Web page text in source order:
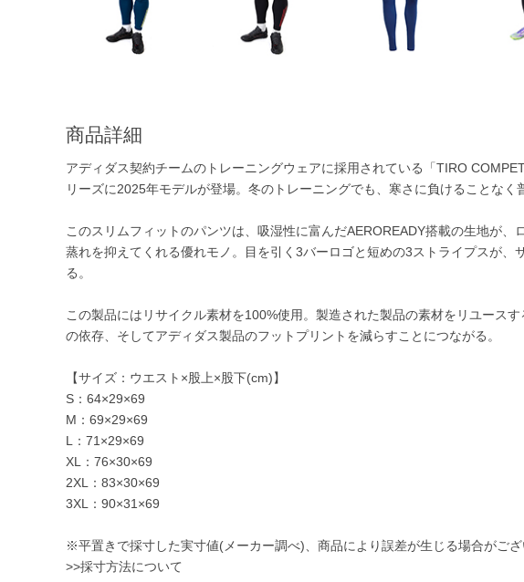
商品詳細
アディダス契約チームのトレーニングウェアに採用されている「TIRO
リーズに2025年モデルが登場。冬のトレーニングでも、寒さに負けることなく
このスリムフィットのパンツは、吸湿性に富んだAEROREADY搭載の生地が、
蒸れを抑えてくれる優れモノ。目を引く3バーロゴと短めの3ストライプスが、
る。
この製品にはリサイクル素材を100%使用。製造された製品の素材をリユース
の依存、そしてアディダス製品のフットプリントを減らすことにつながる。
【サイズ：ウエスト×股上×股下(cm)】
S：64×29×69
M：69×29×69
L：71×29×69
XL：76×30×69
2XL：83×30×69
3XL：90×31×69
※平置きで採寸した実寸値(メーカー調べ)、商品により誤差が生じる場合がござ
>>採寸方法について